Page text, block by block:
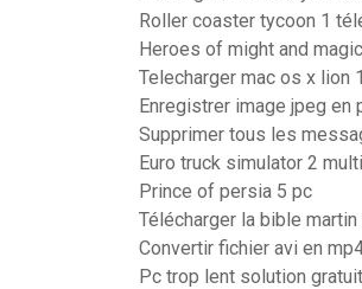
Roller coaster tycoon 1
Heroes of might and
Telecharger mac os x lion
Enregistrer image jpeg en
Supprimer tous les
Euro truck simulator 2
Prince of persia 5 pc
Télécharger la bible
Convertir fichier avi en
Pc trop lent solution